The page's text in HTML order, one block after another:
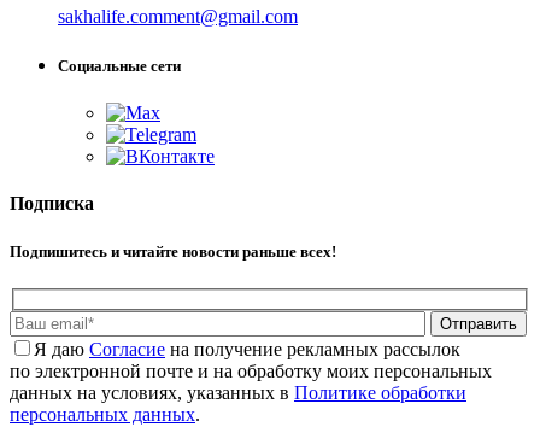
sakhalife.comment@gmail.com
Социальные сети
Подписка
Подпишитесь и читайте новости раньше всех!
Отправить
Я даю Cогласие на получение рекламных рассылок
по электронной почте и на обработку моих персональных
данных на условиях, указанных в Политике обработки
персональных данных.